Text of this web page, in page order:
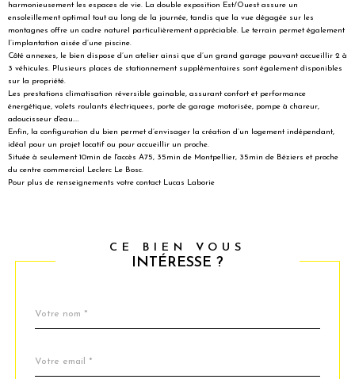
harmonieusement les espaces de vie. La double exposition Est/Ouest assure un
ensoleillement optimal tout au long de la journée, tandis que la vue dégagée sur les
montagnes offre un cadre naturel particulièrement appréciable. Le terrain permet également
l’implantation aisée d’une piscine.
Côté annexes, le bien dispose d’un atelier ainsi que d’un grand garage pouvant accueillir 2 à
3 véhicules. Plusieurs places de stationnement supplémentaires sont également disponibles
sur la propriété.
Les prestations climatisation réversible gainable, assurant confort et performance
énergétique, volets roulants électriquees, porte de garage motorisée, pompe à chareur,
adoucisseur d'eau....
Enfin, la configuration du bien permet d’envisager la création d’un logement indépendant,
idéal pour un projet locatif ou pour accueillir un proche.
Située à seulement 10min de l'accès A75, 35min de Montpellier, 35min de Béziers et proche
du centre commercial Leclerc Le Bosc.
Pour plus de renseignements votre contact Lucas Laborie
CE BIEN VOUS
INTÉRESSE ?
*
*